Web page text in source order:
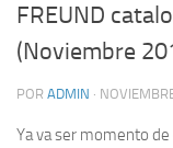
FREUND
(Noviembre
POR ADMIN ·
Ya va ser momento de